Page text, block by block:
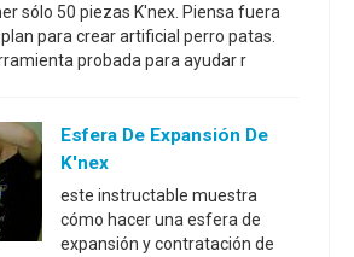
sólo 50 piezas K'nex. Piensa fuera
para crear artificial perro patas.
probada para ayudar r
Esfera De Expansión De
K'nex
este instructable muestra
cómo hacer una esfera de
expansión y contratación de